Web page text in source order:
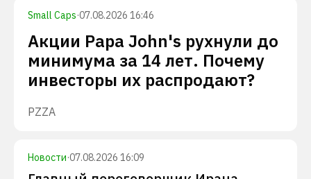
Small Caps·07.08.2026 16:46
Акции Papa John's рухнули до
минимума за 14 лет. Почему
инвесторы их распродают?
PZZA
Новости·07.08.2026 16:09